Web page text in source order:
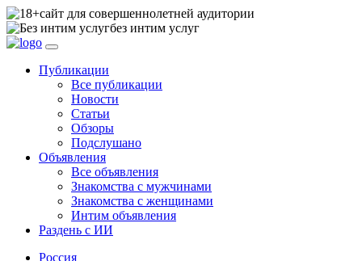
сайт для совершеннолетней аудитории
без интим услуг
Публикации
Все публикации
Новости
Статьи
Обзоры
Подслушано
Объявления
Все объявления
Знакомства с мужчинами
Знакомства с женщинами
Интим объявления
Раздень с ИИ
Россия